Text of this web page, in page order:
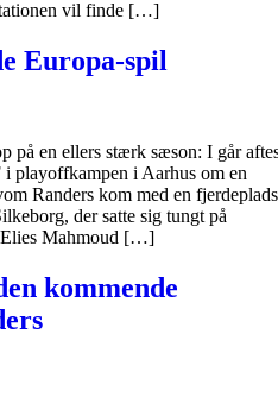
vil finde […]
Europa-spil
på en ellers stærk sæson: I går
playoffkampen i Aarhus om en
Randers kom med en fjerdeplads
der satte sig tungt på
Elies Mahmoud […]
kommende